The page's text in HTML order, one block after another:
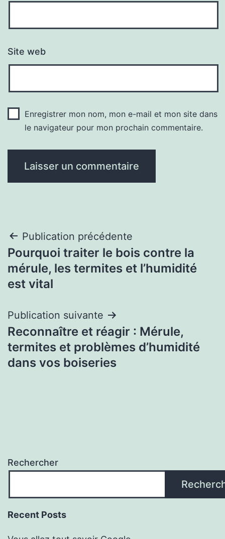
Site web
Enregistrer mon nom, mon e-mail et mon site dans
le navigateur pour mon prochain commentaire.
Navigation
de
l’article
Publication précédente
Pourquoi traiter le bois contre la
mérule, les termites et l’humidité
est vital
Publication suivante
Reconnaître et réagir : Mérule,
termites et problèmes d’humidité
dans vos boiseries
Rechercher
Recent Posts